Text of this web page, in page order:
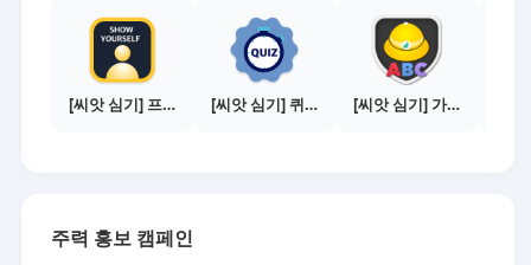
[씨앗 심기] 프로필 사진 등록하기 [씨앗 심기] 퀴즈 참여하기 [씨앗 심기] 가이드보기 - 매체별 활동 가이드
주력 홍보 캠페인